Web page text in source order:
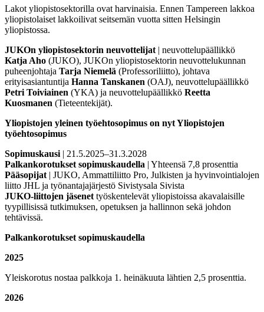
Lakot yliopistosektorilla ovat harvinaisia. Ennen Tampereen lakkoa
yliopistolaiset lakkoilivat seitsemän vuotta sitten Helsingin
yliopistossa.
JUKOn yliopistosektorin neuvottelijat | neuvottelupäällikkö
Katja Aho (JUKO), JUKOn yliopistosektorin neuvottelukunnan
puheenjohtaja Tarja Niemelä (Professoriliitto), johtava
erityisasiantuntija Hanna Tanskanen (OAJ), neuvottelupäällikkö
Petri Toiviainen (YKA) ja neuvottelupäällikkö Reetta
Kuosmanen (Tieteentekijät).
Yliopistojen yleinen työehtosopimus on nyt Yliopistojen
työehtosopimus
Sopimuskausi | 21.5.2025–31.3.2028
Palkankorotukset sopimuskaudella | Yhteensä 7,8 prosenttia
Pääsopijat | JUKO, Ammattiliitto Pro, Julkisten ja hyvinvointialojen
liitto JHL ja työnantajajärjestö Sivistysala Sivista
JUKO-liittojen jäsenet työskentelevät yliopistoissa akavalaisille
tyypillisissä tutkimuksen, opetuksen ja hallinnon sekä johdon
tehtävissä.
Palkankorotukset sopimuskaudella
2025
Yleiskorotus nostaa palkkoja 1. heinäkuuta lähtien 2,5 prosenttia.
2026